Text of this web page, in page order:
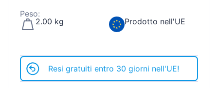
Peso:
2.00 kg
Prodotto nell'UE
Resi gratuiti entro 30 giorni nell'UE!